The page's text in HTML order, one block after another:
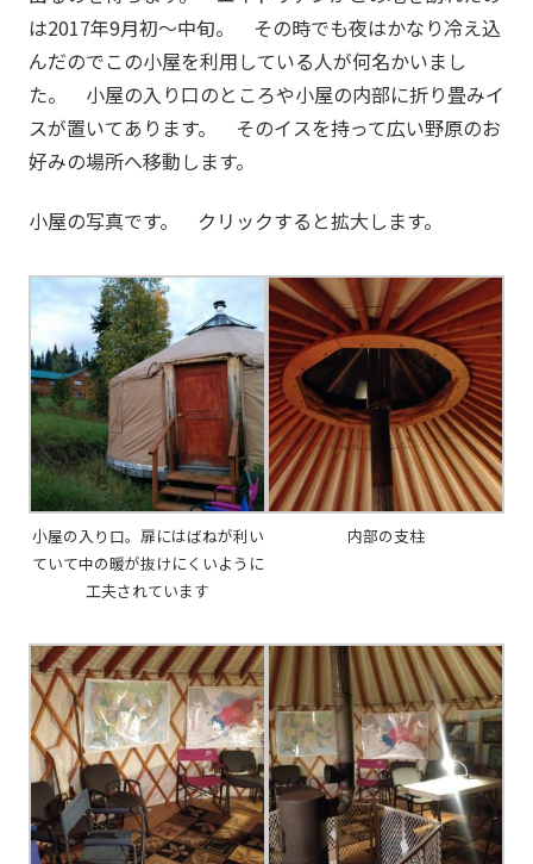
は2017年9月初～中旬。 その時でも夜はかなり冷え込
んだのでこの小屋を利用している人が何名かいまし
た。 小屋の入り口のところや小屋の内部に折り畳みイ
スが置いてあります。 そのイスを持って広い野原のお
好みの場所へ移動します。
小屋の写真です。 クリックすると拡大します。
小屋の入り口。扉にはばねが利い
ていて中の暖が抜けにくいように
工夫されています
内部の支柱